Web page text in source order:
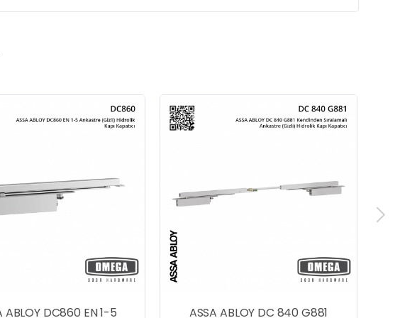
ASSA ABLOY DC 840 G881
GEZE Boxer P Tek Kanatlı Çift
Yöne Açılımlı Kapılar İçin